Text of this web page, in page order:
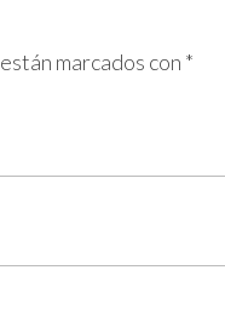
marcados con *